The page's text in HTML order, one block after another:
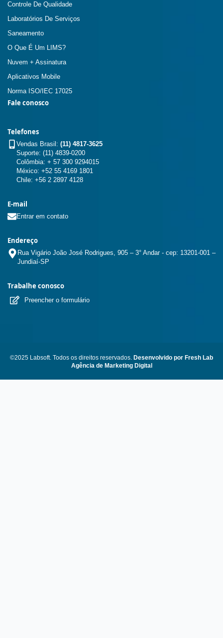
Controle De Qualidade
Laboratórios De Serviços
Saneamento
O Que É Um LIMS?
Nuvem + Assinatura
Aplicativos Mobile
Norma ISO/IEC 17025
Fale conosco
Telefones
Vendas Brasil: (11) 4817-3625
Suporte: (11) 4839-0200
Colômbia: + 57 300 9294015
México: +52 55 4169 1801
Chile: +56 2 2897 4128
E-mail
Entrar em contato
Endereço
Rua Vigário João José Rodrigues, 905 – 3° Andar - cep: 13201-001 –
Jundiaí-SP
Trabalhe conosco
Preencher o formulário
©2025 Labsoft. Todos os direitos reservados. Desenvolvido por Fresh Lab
Agência de Marketing Digital